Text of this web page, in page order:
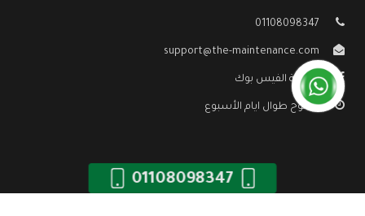
01108098347
support@the-maintenance.com
صفحة الفيس بوك
مفتوح طوال ايام الأسبوع
01108098347